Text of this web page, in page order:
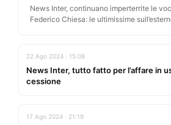
News Inter, continuano imperterrite le
Federico Chiesa: le ultimissime
22 Ago 2024 · 15:08
News Inter, tutto fatto per l’affare in
cessione
17 Ago 2024 · 21:19